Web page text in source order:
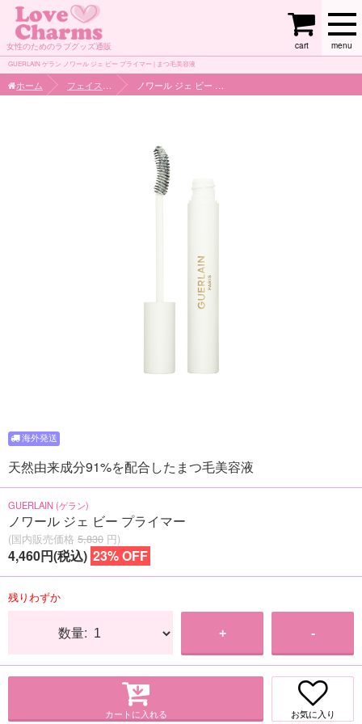
女性のためのラブグッズ通販 menu
cart
GUERLAIN ゲラン ノワール ジェ ビー プライマー | まつ毛美容液
ホーム
天然由来成分91%を配合したまつ毛美容液
GUERLAIN (ゲラン)
ノワール ジェ ビー プライマー
(国内販売価格 5,830 円)
4,460円(税込) 23% OFF
残りわずか
数量: + -
カートに入れる お気に入り